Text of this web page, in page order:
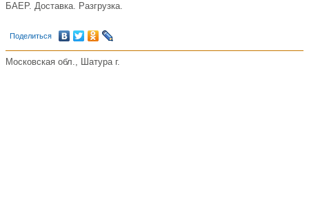
БАЕР. Доставка. Разгрузка.
Поделиться
Московская обл., Шатура г.